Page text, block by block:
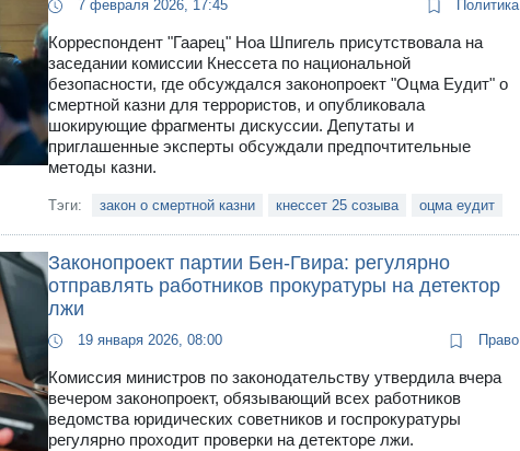
7 февраля 2026, 17:45 Политика
Корреспондент "Гаарец" Ноа Шпигель присутствовала на
заседании комиссии Кнессета по национальной
безопасности, где обсуждался законопроект "Оцма Еудит" о
смертной казни для террористов, и опубликовала
шокирующие фрагменты дискуссии. Депутаты и
приглашенные эксперты обсуждали предпочтительные
методы казни.
Тэги: закон о смертной казни кнессет 25 созыва оцма еудит
Законопроект партии Бен-Гвира: регулярно
отправлять работников прокуратуры на детектор
лжи
19 января 2026, 08:00 Право
Комиссия министров по законодательству утвердила вчера
вечером законопроект, обязывающий всех работников
ведомства юридических советников и госпрокуратуры
регулярно проходит проверки на детекторе лжи.